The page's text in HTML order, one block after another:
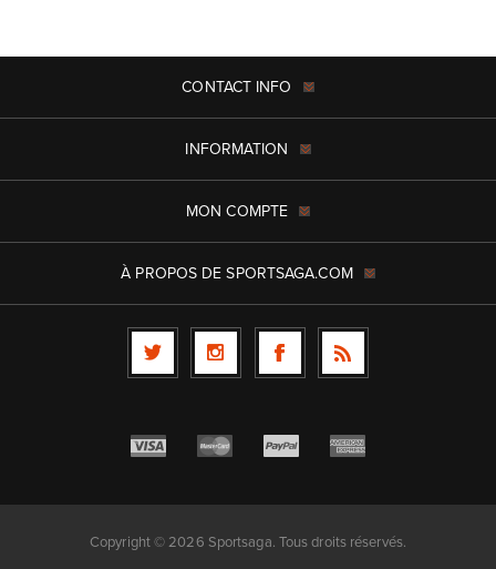
CONTACT INFO
INFORMATION
MON COMPTE
À PROPOS DE SPORTSAGA.COM
Copyright © 2026 Sportsaga. Tous droits réservés.